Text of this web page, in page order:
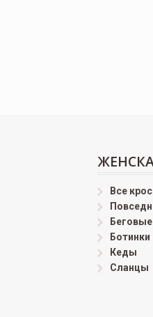
Все
Беговые
Ботинки
Кеды
Сланцы